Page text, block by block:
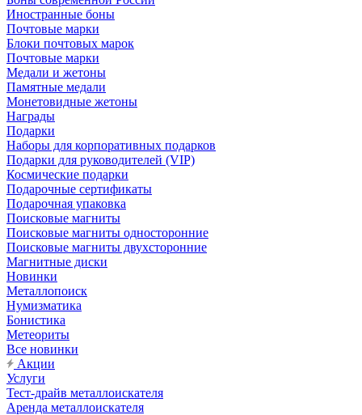
Иностранные боны
Почтовые марки
Блоки почтовых марок
Почтовые марки
Медали и жетоны
Памятные медали
Монетовидные жетоны
Награды
Подарки
Наборы для корпоративных подарков
Подарки для руководителей (VIP)
Космические подарки
Подарочные сертификаты
Подарочная упаковка
Поисковые магниты
Поисковые магниты односторонние
Поисковые магниты двухсторонние
Магнитные диски
Новинки
Металлопоиск
Нумизматика
Бонистика
Метеориты
Все новинки
Акции
Услуги
Тест-драйв металлоискателя
Аренда металлоискателя